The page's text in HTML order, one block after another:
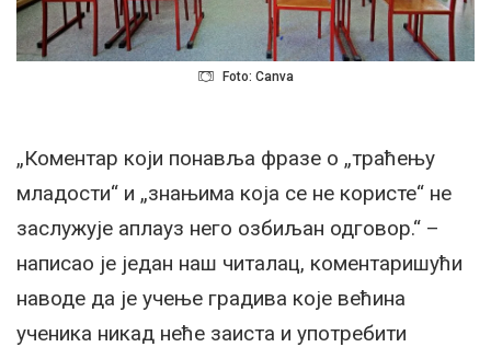
Foto: Canva
„Коментар који понавља фразе о „траћењу
младости“ и „знањима која се не користе“ не
заслужује аплауз него озбиљан одговор.“ –
написао је један наш читалац, коментаришући
наводе да је учење градива које већина
ученика никад неће заиста и употребити